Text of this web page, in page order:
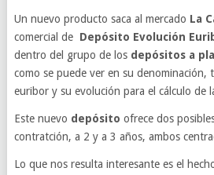
Un nuevo producto saca al mercado La
comercial de Depósito Evolución
dentro del grupo de los depósitos a
como se puede ver en su denominación,
euribor y su evolución para el cálculo de
Este nuevo depósito ofrece dos
contratción, a 2 y a 3 años, ambos
Lo que nos resulta interesante es el